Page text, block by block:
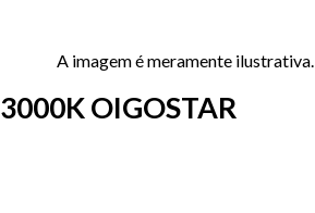
A imagem é meramente ilustrativa.
OIGOSTAR